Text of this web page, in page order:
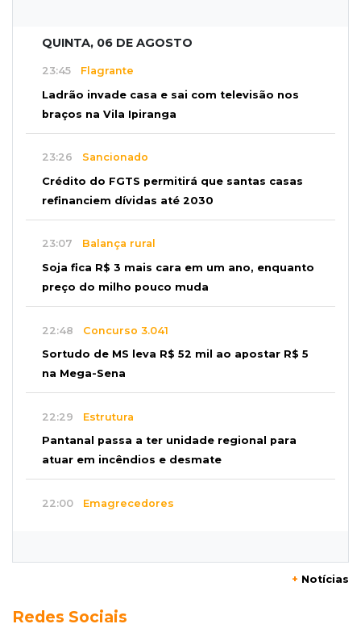
QUINTA, 06 DE AGOSTO
23:45 Flagrante
Ladrão invade casa e sai com televisão nos
braços na Vila Ipiranga
23:26 Sancionado
Crédito do FGTS permitirá que santas casas
refinanciem dívidas até 2030
23:07 Balança rural
Soja fica R$ 3 mais cara em um ano, enquanto
preço do milho pouco muda
22:48 Concurso 3.041
Sortudo de MS leva R$ 52 mil ao apostar R$ 5
na Mega-Sena
22:29 Estrutura
Pantanal passa a ter unidade regional para
atuar em incêndios e desmate
22:00 Emagrecedores
Granizo danifica telhados e plantações
+ Notícias
Redes Sociais